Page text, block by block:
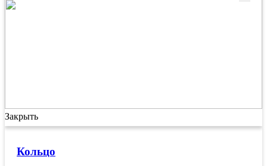
Закрыть
Кольцо